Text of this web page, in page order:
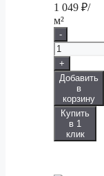
1 049 ₽/
м²
-
+
Добавить
в
корзину
Купить
в 1
клик